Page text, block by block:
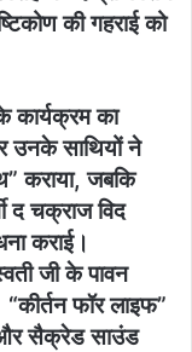
की गहराई को
कार्यक्रम का
उनके साथियों ने
कराया, जबकि
द चक्राज विद
कराई।
जी के पावन
फॉर लाइफ”
और सैक्रेड साउंड